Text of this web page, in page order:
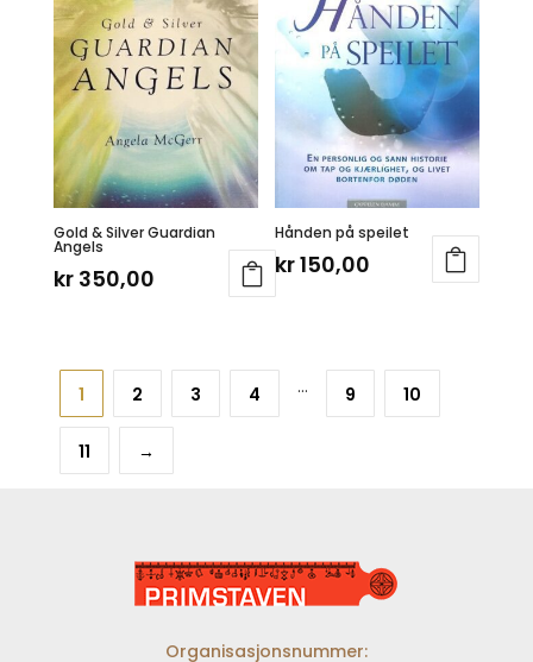
Gold & Silver Guardian
Angels
kr350,00
Hånden på speilet
kr150,00
1 2 3 4 … 9 10
11 →
Organisasjonsnummer: